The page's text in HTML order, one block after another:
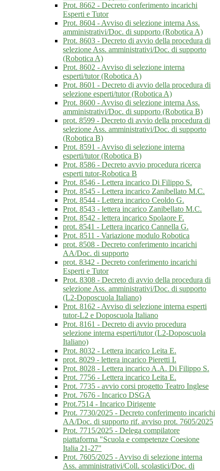
Prot. 8662 - Decreto conferimento incarichi
Esperti e Tutor
Prot. 8604 - Avviso di selezione interna Ass.
amministrativi/Doc. di supporto (Robotica A)
Prot. 8603 - Decreto di avvio della procedura di
selezione Ass. amministrativi/Doc. di supporto
(Robotica A)
Prot. 8602 - Avviso di selezione interna
esperti/tutor (Robotica A)
Prot. 8601 - Decreto di avvio della procedura di
selezione esperti/tutor (Robotica A)
Prot. 8600 - Avviso di selezione interna Ass.
amministrativi/Doc. di supporto (Robotica B)
prot. 8599 - Decreto di avvio della procedura di
selezione Ass. amministrativi/Doc. di supporto
(Robotica B)
Prot. 8591 - Avviso di selezione interna
esperti/tutor (Robotica B)
Prot. 8586 - Decreto avvio procedura ricerca
esperti tutor-Robotica B
Prot. 8546 - Lettera incarico Di Filippo S.
Prot. 8545 - Lettera incarico Zanibellato M.C.
Prot. 8544 - Lettera incarico Ceoldo G.
Prot. 8543 - lettera incarico Zanibellato M.C.
Prot. 8542 - lettera incarico Spolaore F.
prot. 8541 - Lettera incarico Cannella G.
Prot. 8511 - Variazione modulo Robotica
prot. 8508 - Decreto conferimento incarichi
AA/Doc. di supporto
prot. 8342 - Decreto conferimento incarichi
Esperti e Tutor
Prot. 8308 - Decreto di avvio della procedura di
selezione Ass. amministrativi/Doc. di supporto
(L2-Doposcuola Italiano)
Prot. 8162 - Avviso di selezione interna esperti
tutor-L2 e Doposcuola Italiano
Prot. 8161 - Decreto di avvio procedura
selezione interna esperti/tutor (L2-Doposcuola
Italiano)
Prot. 8032 - Lettera incarico Leita E.
prot. 8029 - lettera incarico Pieretti I.
Prot. 8028 - Lettera incarico A.A. Di Filippo S.
Prot. 7756 - Lettera incarico Leita E.
Prot. 7735 - avvio corsi progetto Teatro Inglese
Prot. 7676 - Incarico DSGA
Prot.7514 - Incarico Dirigente
Prot. 7730/2025 - Decreto conferimento incarichi
AA/Doc. di supporto rif. avviso prot. 7605/2025
Prot. 7715/2025 - Delega compilatore
piattaforma "Scuola e competenze Coesione
Italia 21-27"
Prot. 7605/2025 - Avviso di selezione interna
Ass. amministrativi/Coll. scolastici/Doc. di